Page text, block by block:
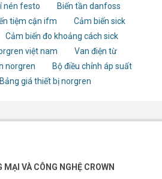
nén festo
Biến tần danfoss
tiệm cận ifm
Cảm biến sick
Cảm biến đo khoảng cách sick
việt nam
Van điện từ
norgren
Bộ điều chỉnh áp suất
Bảng giá thiết bị norgren
VÀ CÔNG NGHỆ CROWN